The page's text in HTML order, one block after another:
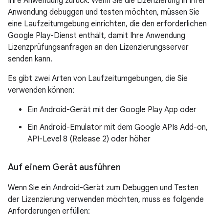
Anwendung debuggen und testen möchten, müssen Sie
eine Laufzeitumgebung einrichten, die den erforderlichen
Google Play-Dienst enthält, damit Ihre Anwendung
Lizenzprüfungsanfragen an den Lizenzierungsserver
senden kann.
Es gibt zwei Arten von Laufzeitumgebungen, die Sie
verwenden können:
Ein Android-Gerät mit der Google Play App oder
Ein Android-Emulator mit dem Google APIs Add-on,
API-Level 8 (Release 2) oder höher
Auf einem Gerät ausführen
Wenn Sie ein Android-Gerät zum Debuggen und Testen
der Lizenzierung verwenden möchten, muss es folgende
Anforderungen erfüllen: